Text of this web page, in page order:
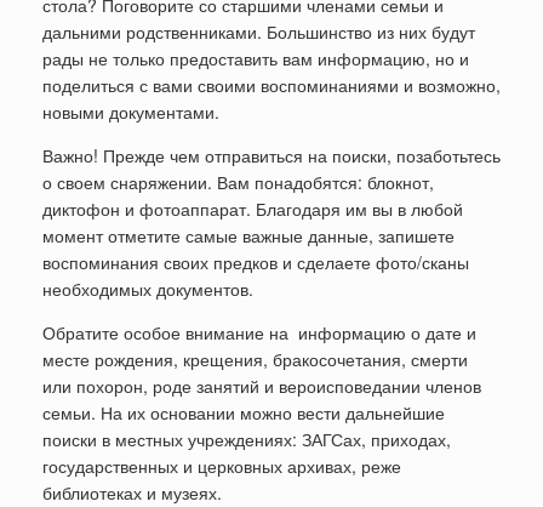
стола? Поговорите со старшими членами семьи и
дальними родственниками. Большинство из них будут
рады не только предоставить вам информацию, но и
поделиться с вами своими воспоминаниями и возможно,
новыми документами.
Важно! Прежде чем отправиться на поиски, позаботьтесь
о своем снаряжении. Вам понадобятся: блокнот,
диктофон и фотоаппарат. Благодаря им вы в любой
момент отметите самые важные данные, запишете
воспоминания своих предков и сделаете фото/сканы
необходимых документов.
Обратите особое внимание на информацию о дате и
месте рождения, крещения, бракосочетания, смерти
или похорон, роде занятий и вероисповедании членов
семьи. На их основании можно вести дальнейшие
поиски в местных учреждениях: ЗАГСах, приходах,
государственных и церковных архивах, реже
библиотеках и музеях.